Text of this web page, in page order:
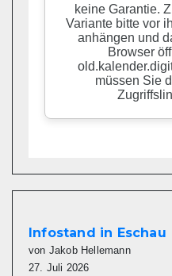
Infostand in Eschau
von Jakob Hellemann
27. Juli 2026